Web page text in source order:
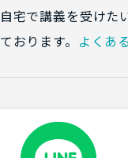
宅で講義を受けた
おります。 よくあ